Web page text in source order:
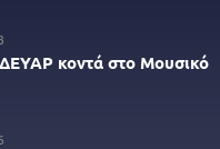
κοντά στο Μουσικό